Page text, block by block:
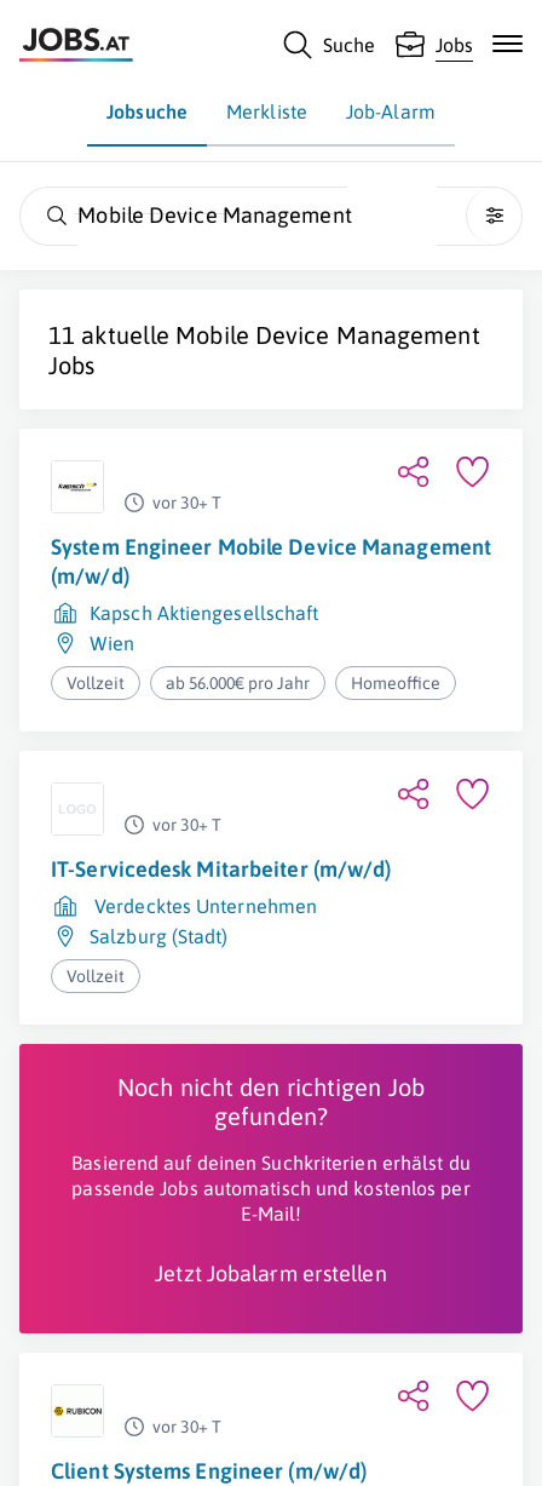
Suche Jobs
Jobsuche Merkliste Job-Alarm
Mobile Device Management
11 aktuelle Mobile Device Management
Jobs
vor 30+ T
System Engineer Mobile Device Management
(m/w/d)
Kapsch Aktiengesellschaft
Wien
Vollzeit ab 56.000€ pro Jahr Homeoffice
vor 30+ T
IT-Servicedesk Mitarbeiter (m/w/d)
Verdecktes Unternehmen
Salzburg (Stadt)
Vollzeit
Noch nicht den richtigen Job
gefunden?
Basierend auf deinen Suchkriterien erhälst du
passende Jobs automatisch und kostenlos per
E-Mail!
Jetzt Jobalarm erstellen
vor 30+ T
Client Systems Engineer (m/w/d)